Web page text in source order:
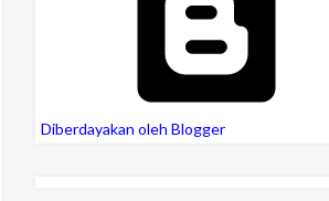
Diberdayakan oleh Blogger